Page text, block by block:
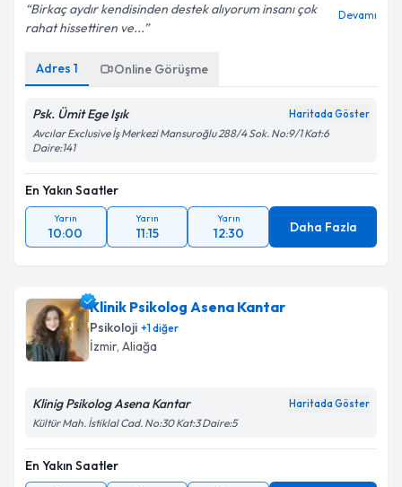
Birkaç aydır kendisinden destek alıyorum insanı çok
rahat hissettiren ve...
Devamı
Adres 1 Online Görüşme
Psk. Ümit Ege Işık Haritada Göster
Avcılar Exclusive İş Merkezi Mansuroğlu 288/4 Sok. No:9/1 Kat:6
Daire:141
En Yakın Saatler
Yarın
10:00
Yarın
11:15
Yarın
12:30 Daha Fazla
Klinik Psikolog Asena Kantar
Psikoloji +1diğer
İzmir, Aliağa
Klinig Psikolog Asena Kantar Haritada Göster
Kültür Mah. İstiklal Cad. No:30 Kat:3 Daire:5
En Yakın Saatler